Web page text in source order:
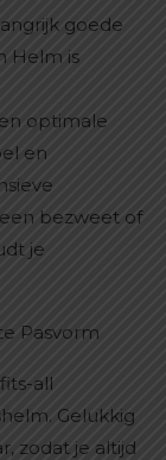
goede
Helm is
optimale
en
bezweet of
je
Pasvorm
all
Gelukkig
zodat je altijd